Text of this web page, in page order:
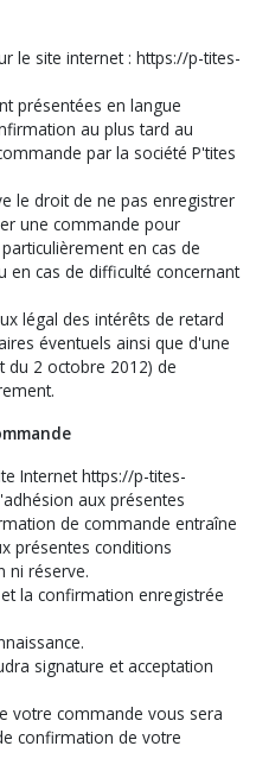
le site internet : https://p-tites-
présentées en langue
au plus tard au
par la société P'tites
le droit de ne pas enregistrer
une commande pour
en cas de
cas de difficulté concernant
légal des intérêts de retard
éventuels ainsi que d'une
du 2 octobre 2012) de
Internet https://p-tites-
aux présentes
de commande entraîne
présentes conditions
ni réserve.
la confirmation enregistrée
signature et acceptation
votre commande vous sera
confirmation de votre